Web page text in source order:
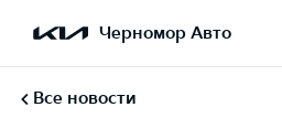
Черномор Авто
Все новости